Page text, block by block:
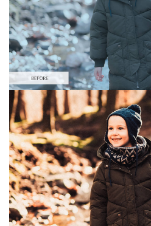
Proszę
Lightroom Fall Preset #18
Dark Film
(25 Lr Presets)
Must-Have Collection
(1432 Lr Presets)